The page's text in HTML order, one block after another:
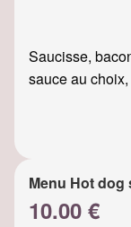
Saucisse,
sauce au
Menu Hot dog
10.00 €